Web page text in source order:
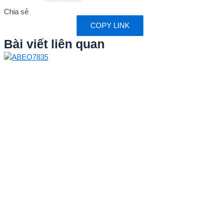
Chia sẻ
COPY LINK
Bài viết liên quan